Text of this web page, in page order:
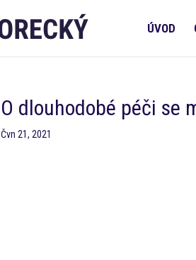
ÚVOD
O dlouhodobé péči se
Čvn 21, 2021